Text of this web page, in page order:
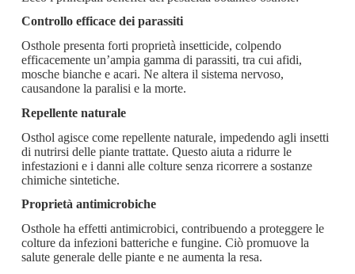
Controllo efficace dei parassiti
Osthole presenta forti proprietà insetticide, colpendo
efficacemente un’ampia gamma di parassiti, tra cui afidi,
mosche bianche e acari. Ne altera il sistema nervoso,
causandone la paralisi e la morte.
Repellente naturale
Osthol agisce come repellente naturale, impedendo agli insetti
di nutrirsi delle piante trattate. Questo aiuta a ridurre le
infestazioni e i danni alle colture senza ricorrere a sostanze
chimiche sintetiche.
Proprietà antimicrobiche
Osthole ha effetti antimicrobici, contribuendo a proteggere le
colture da infezioni batteriche e fungine. Ciò promuove la
salute generale delle piante e ne aumenta la resa.